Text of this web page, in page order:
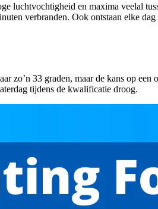
luchtvochtigheid en maxima veelal
verbranden. Ook ontstaan elke
zo’n 33 graden, maar de kans op
tijdens de kwalificatie droog.